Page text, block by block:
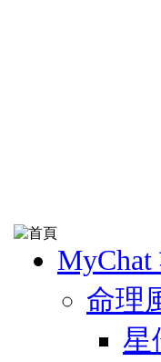
命理
星